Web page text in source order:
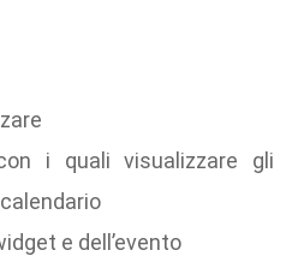
i quali visualizzare gli
e dell’evento